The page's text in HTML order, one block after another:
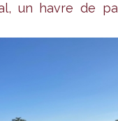
un havre de